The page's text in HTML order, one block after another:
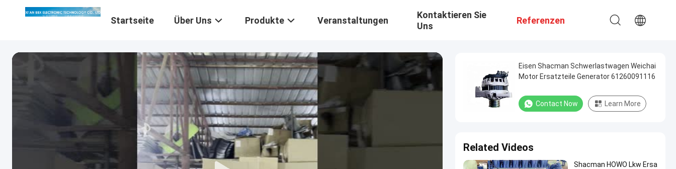
Startseite Über Uns Produkte Veranstaltungen
Kontaktieren Sie
Uns
Referenzen
Eisen Shacman Schwerlastwagen Weichai
Motor Ersatzteile Generator 61260091116
Contact Now Learn More
Related Videos
Shacman HOWO Lkw Ersa